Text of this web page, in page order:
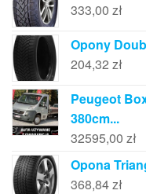
333,00 zł
Opony
204,32 zł
Peugeot
380cm...
32595,00 zł
Opona
368,84zł